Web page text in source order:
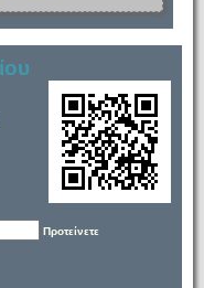
Προτείνετε